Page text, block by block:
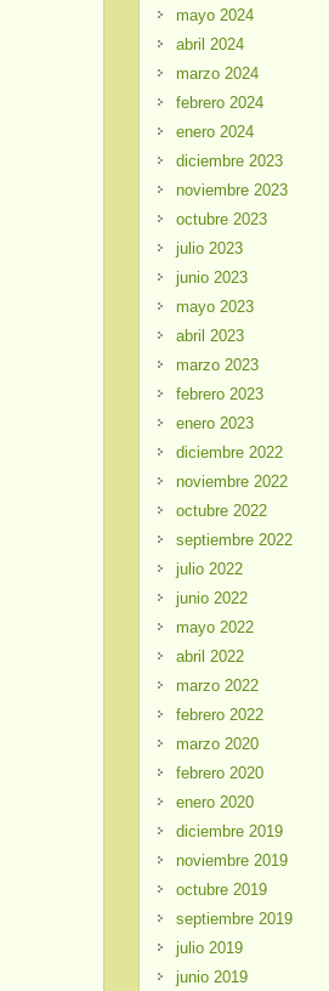
mayo 2024
abril 2024
marzo 2024
febrero 2024
enero 2024
diciembre 2023
noviembre 2023
octubre 2023
julio 2023
junio 2023
mayo 2023
abril 2023
marzo 2023
febrero 2023
enero 2023
diciembre 2022
noviembre 2022
octubre 2022
septiembre 2022
julio 2022
junio 2022
mayo 2022
abril 2022
marzo 2022
febrero 2022
marzo 2020
febrero 2020
enero 2020
diciembre 2019
noviembre 2019
octubre 2019
septiembre 2019
julio 2019
junio 2019